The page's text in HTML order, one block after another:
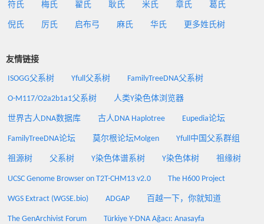
符氏 梅氏 翟氏 耿氏 米氏 章氏 葛氏
倪氏 厉氏 启布弓 麻氏 华氏 更多姓氏树
友情链接
ISOGG父系树 Yfull父系树 FamilyTreeDNA父系树
O-M117/O2a2b1a1父系树 人类Y染色体浏览器
世界古人DNA数据库 古人DNA Haplotree Eupedia论坛
FamilyTreeDNA论坛 莫尔根论坛Molgen Yfull中国父系群组
祖源树 父系树 Y染色体谱系树 Y染色体树 祖缘树
UCSC Genome Browser on T2T-CHM13 v2.0 The H600 Project
WGS Extract (WGSE.bio) ADGAP 百越一下，你就知道
The GenArchivist Forum Türkiye Y-DNA Ağacı: Anasayfa